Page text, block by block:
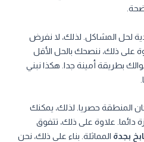
لحل المشاكل. لذلك، لا نفرض
على ذلك، ننصحك بالحل الأقل
بطريقة أمينة جدا. هكذا نبني
المنطقة حصريا. لذلك، يمكنك
دائما. علاوة على ذلك، تتفوق
بجدة المماثلة. بناء على ذلك، نحن